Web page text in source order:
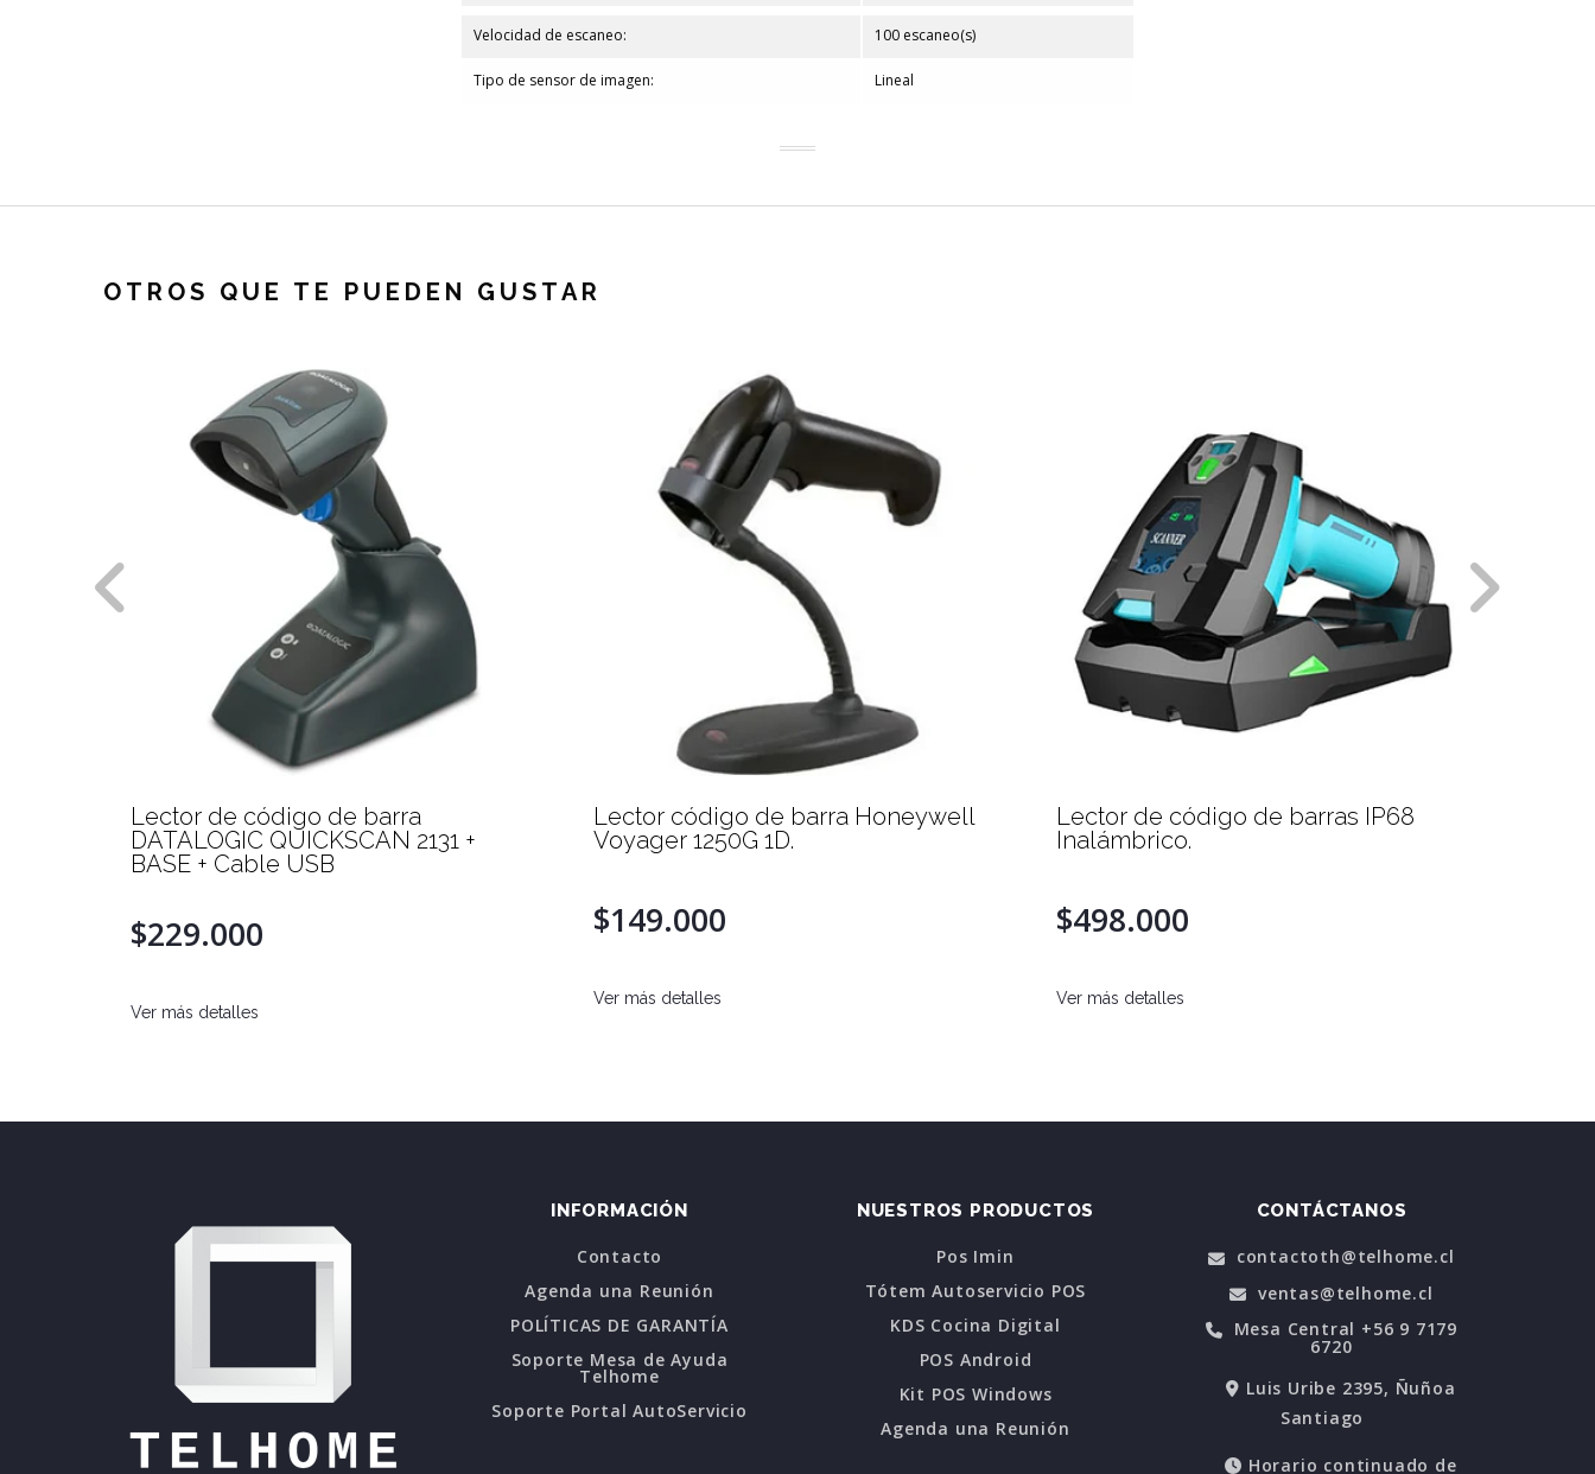
Velocidad de escaneo: 100 escaneo(s)
Tipo de sensor de imagen: Lineal
OTROS QUE TE PUEDEN GUSTAR
Lector de código de barra
DATALOGIC QUICKSCAN 2131 +
BASE + Cable USB
$229.000
Ver más detalles
Lector código de barra Honeywell
Voyager 1250G 1D.
$149.000
Ver más detalles
Lector de código de barras IP68
Inalámbrico.
$498.000
Ver más detalles
INFORMACIÓN
Contacto
Agenda una Reunión
POLÍTICAS DE GARANTÍA
Soporte Mesa de Ayuda
Telhome
Soporte Portal AutoServicio
NUESTROS PRODUCTOS
Pos Imin
Tótem Autoservicio POS
KDS Cocina Digital
POS Android
Kit POS Windows
Agenda una Reunión
CONTÁCTANOS
contactoth@telhome.cl
ventas@telhome.cl
Mesa Central +56 9 7179
6720
Luis Uribe 2395, Ñuñoa
Santiago
Horario continuado de